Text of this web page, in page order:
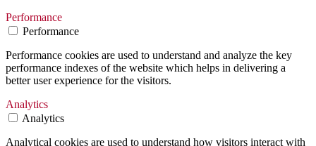
Performance
Performance
Performance cookies are used to understand and analyze the key
performance indexes of the website which helps in delivering a
better user experience for the visitors.
Analytics
Analytics
Analytical cookies are used to understand how visitors interact with